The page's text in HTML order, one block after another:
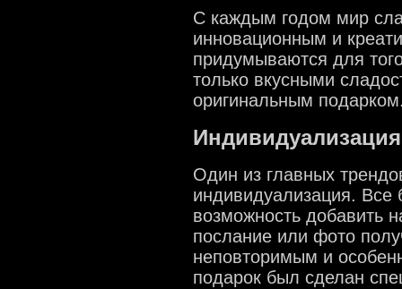
С каждым годом мир
инновационным и
придумываются для
только вкусными
оригинальным
Индивидуализация
Один из главных
индивидуализация. Все
возможность добавить
послание или фото
неповторимым и
подарок был сделан